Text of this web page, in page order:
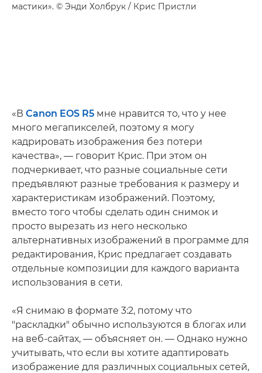
мастики». © Энди Холбрук / Крис Пристли
«В Canon EOS R5 мне нравится то, что у нее
много мегапикселей, поэтому я могу
кадрировать изображения без потери
качества», — говорит Крис. При этом он
подчеркивает, что разные социальные сети
предъявляют разные требования к размеру и
характеристикам изображений. Поэтому,
вместо того чтобы сделать один снимок и
просто вырезать из него несколько
альтернативных изображений в программе для
редактирования, Крис предлагает создавать
отдельные композиции для каждого варианта
использования в сети.
«Я снимаю в формате 3:2, потому что
"раскладки" обычно используются в блогах или
на веб-сайтах, — объясняет он. — Однако нужно
учитывать, что если вы хотите адаптировать
изображение для различных социальных сетей,